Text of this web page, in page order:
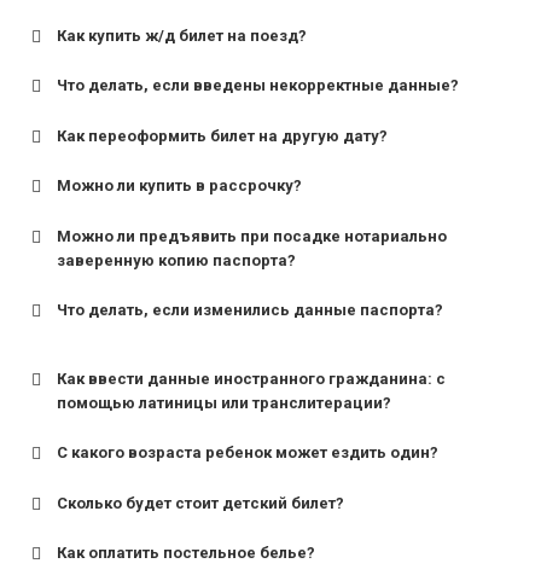
Как купить ж/д билет на поезд?
Что делать, если введены некорректные данные?
Как переоформить билет на другую дату?
Можно ли купить в рассрочку?
Можно ли предъявить при посадке нотариально
заверенную копию паспорта?
Что делать, если изменились данные паспорта?
Как ввести данные иностранного гражданина: с
помощью латиницы или транслитерации?
С какого возраста ребенок может ездить один?
для поездов дальнего следования — от 10 лет и
Сколько будет стоит детский билет?
Как оплатить постельное белье?